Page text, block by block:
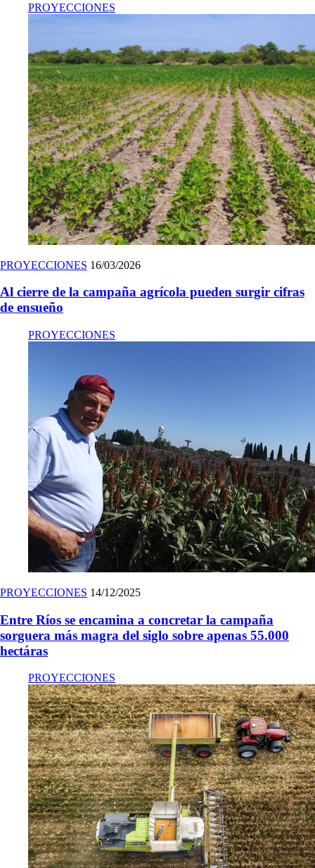
PROYECCIONES
PROYECCIONES 16/03/2026
Al cierre de la campaña agrícola pueden surgir cifras
de ensueño
PROYECCIONES
PROYECCIONES 14/12/2025
Entre Ríos se encamina a concretar la campaña
sorguera más magra del siglo sobre apenas 55.000
hectáras
PROYECCIONES